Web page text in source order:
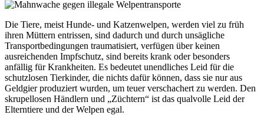
Die Tiere, meist Hunde- und Katzenwelpen, werden viel zu früh
ihren Müttern entrissen, sind dadurch und durch unsägliche
Transportbedingungen traumatisiert, verfügen über keinen
ausreichenden Impfschutz, sind bereits krank oder besonders
anfällig für Krankheiten. Es bedeutet unendliches Leid für die
schutzlosen Tierkinder, die nichts dafür können, dass sie nur aus
Geldgier produziert wurden, um teuer verschachert zu werden. Den
skrupellosen Händlern und „Züchtern“ ist das qualvolle Leid der
Elterntiere und der Welpen egal.